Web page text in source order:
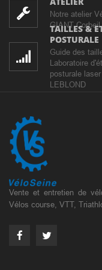
Notre atelier
GIANT Corbeil
TAILLES &
POSTURALE
Guide des
Laboratoire
posturale
LEBLOND
Vente et entretien de
Vélos course, VTT,